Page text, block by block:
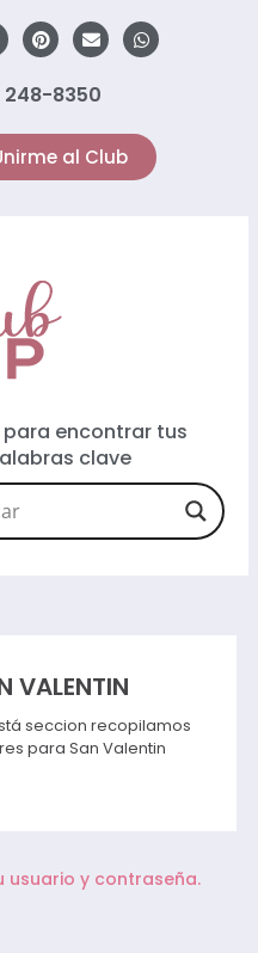
248-8350
al Club
encontrar tus
clave
VALENTIN
seccion recopilamos
para San Valentin
usuario y contraseña.